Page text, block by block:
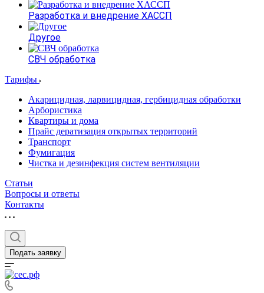
Разработка и внедрение ХАССП
Другое
СВЧ обработка
Тарифы
Акарицидная, ларвицидная, гербицидная обработки
Арбористика
Квартиры и дома
Прайс дератизация открытых территорий
Транспорт
Фумигация
Чистка и дезинфекция систем вентиляции
Статьи
Вопросы и ответы
Контакты
Подать заявку